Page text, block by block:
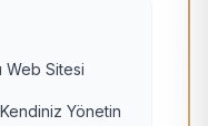
Web Sitesi
Yönetin